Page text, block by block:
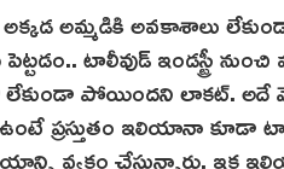
అమ్మడికి అవకాశాలు
పెట్టడం.. టాలీవుడ్ ఇండస్ట్రీ
పోయిందని లాక‌ట్. అదే
ప్రస్తుతం ఇలియానా
వ్యక్తం చేస్తున్నారు.